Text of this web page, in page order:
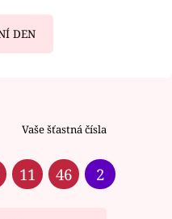
DEN
Vaše šťastná čísla
11 46 2